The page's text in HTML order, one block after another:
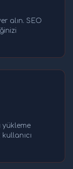
alın. SEO
yükleme